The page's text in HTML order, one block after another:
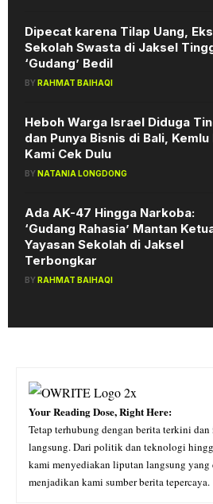
Dipecat karena Tilap Uang,
Sekolah Swasta di Jaksel
‘Gudang’ Bedil
BYRAHMAT BAIHAQI
Heboh Warga Israel Diduga
dan Punya Bisnis di Bali, Kemlu
Kami Cek Dulu
BYNATANIA LONGDONG
Ada AK-47 Hingga Narkoba:
‘Gudang Rahasia’ Mantan
Yayasan Sekolah di Jaksel
Terbongkar
BYRAHMAT BAIHAQI
Your Reading Dose, Right Here:
Tetap terhubung dengan berita terkini
langsung. Dari politik dan teknologi
kami menyediakan liputan langsung yang
menjadikan kami sumber berita tepercaya.